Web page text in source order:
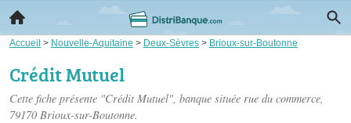
Accueil > Nouvelle-Aquitaine > Deux-Sèvres > Brioux-sur-Boutonne
Crédit Mutuel
Cette fiche présente "Crédit Mutuel", banque située rue du commerce,
79170 Brioux-sur-Boutonne.